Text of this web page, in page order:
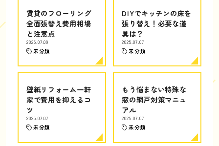
賃貸のフローリング
全面張替え費用相場
と注意点
2025.07.09
未分類
DIYでキッチンの床を
張り替え！必要な道
具は？
2025.07.07
未分類
壁紙リフォーム一軒
家で費用を抑えるコ
ツ
2025.07.07
未分類
もう悩まない特殊な
窓の網戸対策マニュ
アル
2025.07.07
未分類